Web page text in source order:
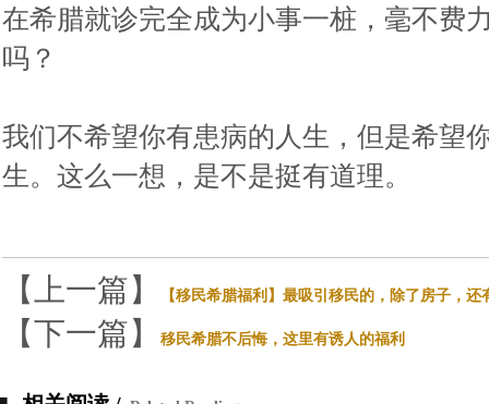
在希腊就诊完全成为小事一桩，毫不费
吗？
我们不希望你有患病的人生，但是希望
生。这么一想，是不是挺有道理。
【上一篇】 【移民希腊福利】最吸引移民的，除了房子，还
【下一篇】 移民希腊不后悔，这里有诱人的福利